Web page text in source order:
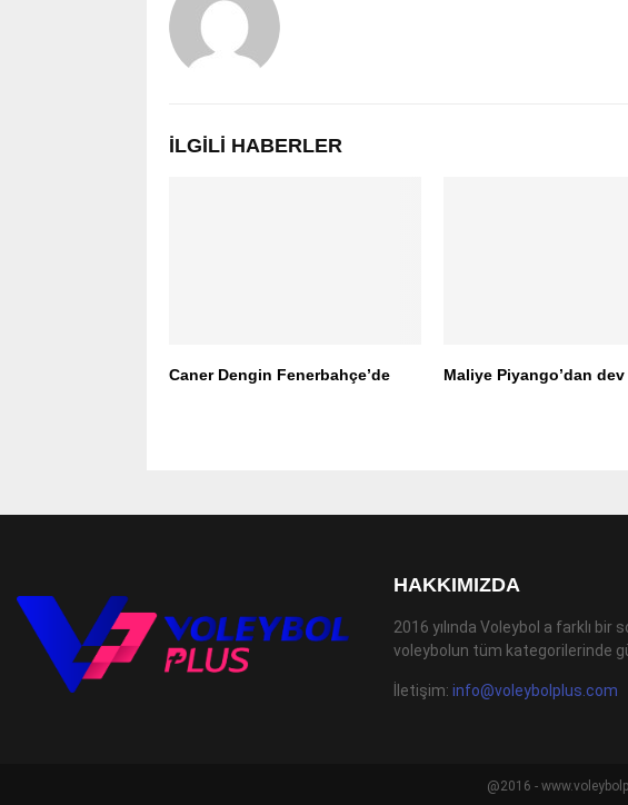
İLGILI HABERLER
Caner Dengin Fenerbahçe’de Maliye Piyango’dan dev
HAKKIMIZDA
2016 yılında Voleybol a farklı
voleybolun tüm kategorilerinde
İletişim: info@voleybolplus.com
@2016 -